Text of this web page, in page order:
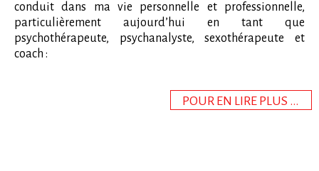
conduit dans ma vie personnelle et professionnelle,
particulièrement aujourd’hui en tant que
psychothérapeute, psychanalyste, sexothérapeute et
coach :
POUR EN LIRE PLUS ...